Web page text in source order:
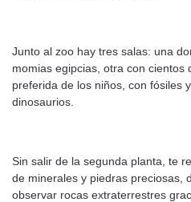
Junto al zoo hay tres salas: una
momias egipcias, otra con cientos
preferida de los niños, con fósiles
dinosaurios.
Sin salir de la segunda planta, te
de minerales y piedras preciosas,
observar rocas extraterrestres